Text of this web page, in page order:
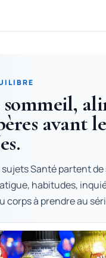
sommeil,
avant
sujets Santé partent
habitudes,
corps à prendre au